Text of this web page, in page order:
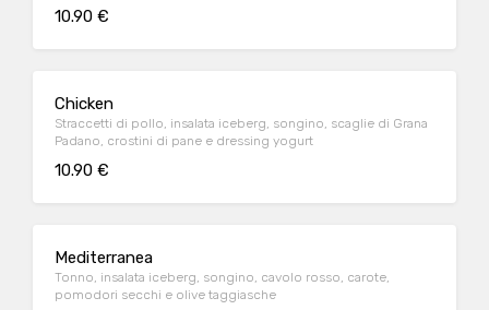
10.90 €
Chicken
Straccetti di pollo, insalata iceberg, songino, scaglie di Grana
Padano, crostini di pane e dressing yogurt
10.90 €
Mediterranea
Tonno, insalata iceberg, songino, cavolo rosso, carote,
pomodori secchi e olive taggiasche